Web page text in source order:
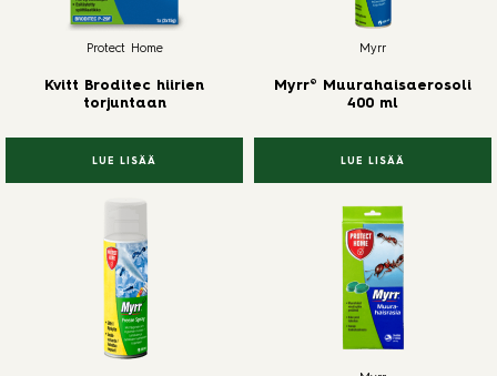
Protect Home
Kvitt Broditec hiirien
torjuntaan
LUE LISÄÄ
Myrr
Myrr® Muurahaisaerosoli
400 ml
LUE LISÄÄ